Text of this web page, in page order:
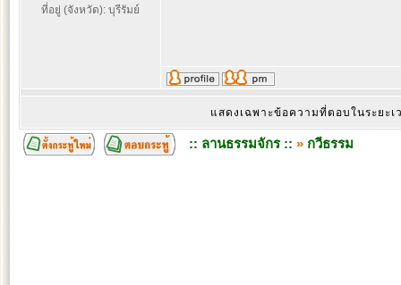
ที่อยู่ (จังหวัด): บุรีรัมย์
แสดงเฉพาะข้อความที่ตอบในระยะ
:: ลานธรรมจักร :: » กวีธรรม